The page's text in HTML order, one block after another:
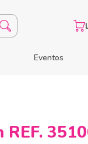
Eventos
REF.